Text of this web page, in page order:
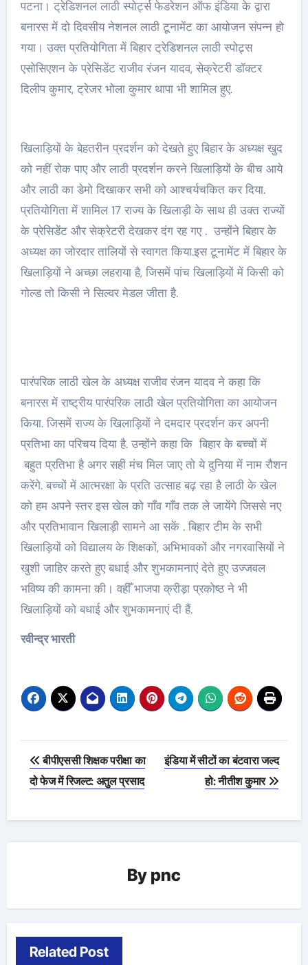
पटना। ट्रेडिशनल लाठी स्पोर्ट्स फेडरेशन ऑफ इंडिया के द्वारा
बनारस में दो दिवसीय नेशनल लाठी टूनामेंट का आयोजन संपन्न हो
गया। उक्त प्रतियोगिता में बिहार ट्रेडिशनल लाठी स्पोट्र्स
एसोसिएशन के प्रेसिडेंट राजीव रंजन यादव, सेक्रेटरी डॉक्टर
दिलीप कुमार, ट्रेजर भोला कुमार थापा भी शामिल हुए.
खिलाड़ियों के बेहतरीन प्रदर्शन को देखते हुए बिहार के अध्यक्ष खुद
को नहीं रोक पाए और लाठी प्रदर्शन करने खिलाड़ियों के बीच आये
और लाठी का डेमो दिखाकर सभी को आश्चर्यचकित कर दिया.
प्रतियोगिता में शामिल 17 राज्य के खिलाड़ी के साथ ही उक्त राज्यों
के प्रेसिडेंट और सेक्रेटरी देखकर दंग रह गए . उन्होंने बिहार के
अध्यक्ष का जोरदार तालियों से स्वागत किया.इस टूनामेंट में बिहार के
खिलाड़ियों ने अच्छा लहराया है, जिसमें पांच खिलाड़ियों में किसी को
गोल्ड तो किसी ने सिल्वर मेडल जीता है.
पारंपरिक लाठी खेल के अध्यक्ष राजीव रंजन यादव ने कहा कि
बनारस में राष्ट्रीय पारंपरिक लाठी खेल प्रतियोगिता का आयोजन
किया. जिसमें राज्य के खिलाड़ियों ने दमदार प्रदर्शन कर अपनी
प्रतिभा का परिचय दिया है. उन्होंने कहा कि बिहार के बच्चों में
बहुत प्रतिभा है अगर सही मंच मिल जाए तो ये दुनिया में नाम रौशन
करेंगे. बच्चों में आत्मरक्षा के प्रति उत्साह बढ़ रहा है लाठी के खेल
को हम अपने स्तर इस खेल को गाँव गाँव तक ले जायेंगे जिससे नए
और प्रतिभावान खिलाड़ी सामने आ सकें . बिहार टीम के सभी
खिलाड़ियों को विद्यालय के शिक्षकों, अभिभावकों और नगरवासियों ने
खुशी जाहिर करते हुए बधाई और शुभकामनाएं देते हुए उज्जवल
भविष्य की कामना की। वहीँ भाजपा क्रीड़ा प्रकोष्ठ ने भी
खिलाड़ियों को बधाई और शुभकामनाएं दी हैं.
रवीन्द्र भारती
Post
navigation
बीपीएससी शिक्षक परीक्षा का
दो फेज में रिजल्ट: अतुल प्रसाद
इंडिया में सीटों का बंटवारा जल्द
हो: नीतीश कुमार
By pnc
Related Post